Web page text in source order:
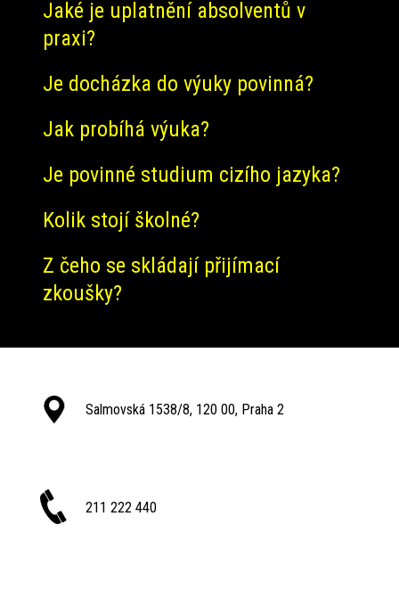
Jaké je uplatnění absolventů v
praxi?
Je docházka do výuky povinná?
Jak probíhá výuka?
Je povinné studium cizího jazyka?
Kolik stojí školné?
Z čeho se skládají přijímací
zkoušky?
Salmovská 1538/8, 120 00, Praha 2
211 222 440